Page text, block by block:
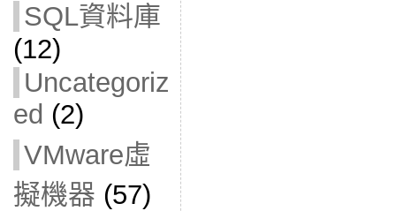
SQL資料庫
(12)
Uncategoriz
ed (2)
VMware虛
擬機器 (57)